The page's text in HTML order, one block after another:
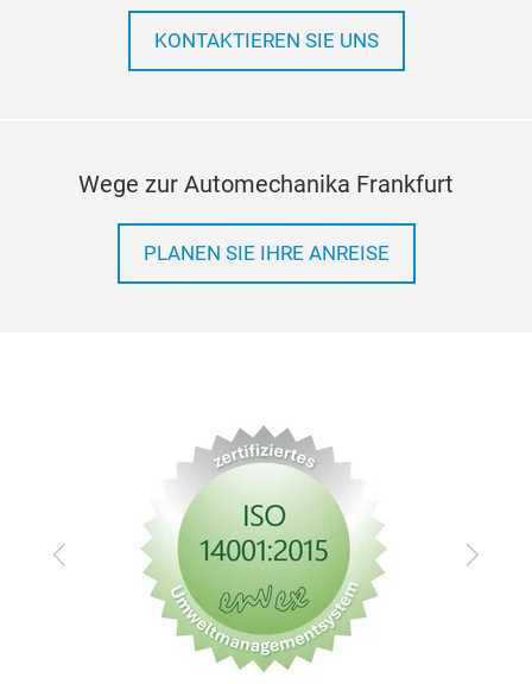
KONTAKTIEREN SIE UNS
Wege zur Automechanika Frankfurt
PLANEN SIE IHRE ANREISE
Zurück Vor